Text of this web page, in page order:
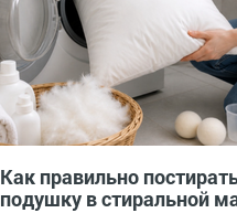
Как правильно
подушку в стиральной